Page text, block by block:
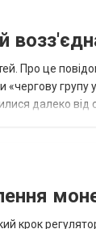
Про це
групу
далеко
крок